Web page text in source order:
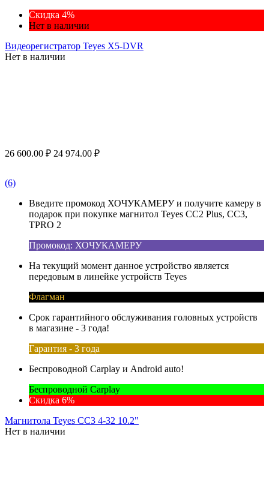
Скидка 4%
Нет в наличии
Видеорегистратор Teyes X5-DVR
Нет в наличии
26 600.00 ₽ 24 974.00 ₽
(6)
Введите промокод ХОЧУКАМЕРУ и получите камеру в
подарок при покупке магнитол Teyes CC2 Plus, CC3,
TPRO 2
Промокод: ХОЧУКАМЕРУ
На текущий момент данное устройство является
передовым в линейке устройств Teyes
Флагман
Срок гарантийного обслуживания головных устройств
в магазине - 3 года!
Гарантия - 3 года
Беспроводной Carplay и Android auto!
Беспроводной Carplay
Скидка 6%
Магнитола Teyes CC3 4-32 10.2"
Нет в наличии